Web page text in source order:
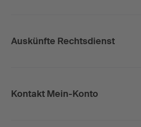
Auskünfte Rechtsdienst
Kontakt Mein-Konto